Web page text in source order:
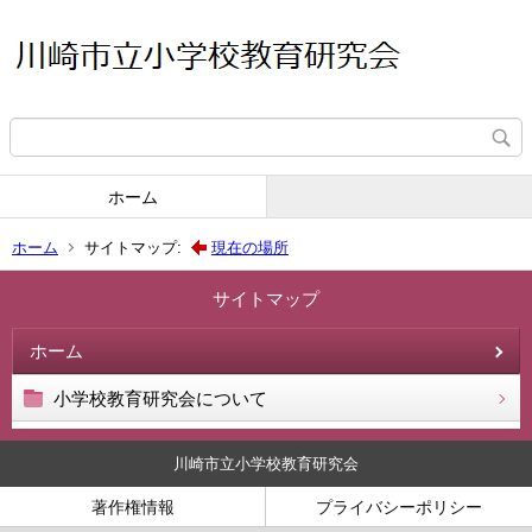
ホーム
ホーム サイトマップ: 現在の場所
サイトマップ
ホーム
小学校教育研究会について
川崎市立小学校教育研究会
著作権情報 プライバシーポリシー